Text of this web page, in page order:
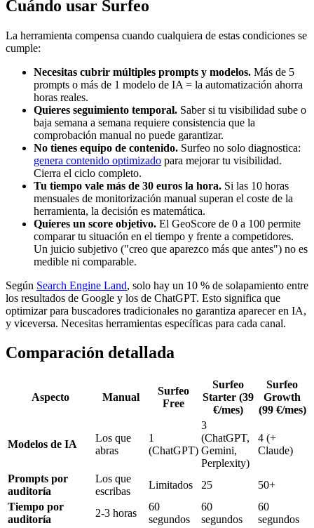
Cuándo usar Surfeo
La herramienta compensa cuando cualquiera de estas condiciones se
cumple:
Necesitas cubrir múltiples prompts y modelos. Más de 5
prompts o más de 1 modelo de IA = la automatización ahorra
horas reales.
Quieres seguimiento temporal. Saber si tu visibilidad sube o
baja semana a semana requiere consistencia que la
comprobación manual no puede garantizar.
No tienes equipo de contenido. Surfeo no solo diagnostica:
genera contenido optimizado para mejorar tu visibilidad.
Cierra el ciclo completo.
Tu tiempo vale más de 30 euros la hora. Si las 10 horas
mensuales de monitorización manual superan el coste de la
herramienta, la decisión es matemática.
Quieres un score objetivo. El GeoScore de 0 a 100 permite
comparar tu situación en el tiempo y frente a competidores.
Un juicio subjetivo ("creo que aparezco más que antes") no es
medible ni comparable.
Según Search Engine Land, solo hay un 10 % de solapamiento entre
los resultados de Google y los de ChatGPT. Esto significa que
optimizar para buscadores tradicionales no garantiza aparecer en IA,
y viceversa. Necesitas herramientas específicas para cada canal.
Comparación detallada
Aspecto Manual
Surfeo
Free
Surfeo
Starter (39
€/mes)
Surfeo
Growth
(99 €/mes)
Modelos de IA
Los que
abras
1
(ChatGPT)
3
(ChatGPT,
Gemini,
Perplexity)
4 (+
Claude)
Prompts por
auditoría
Los que
escribas
Limitados 25
50+
Tiempo por
auditoría
2-3 horas
60
segundos
60
segundos
60
segundos